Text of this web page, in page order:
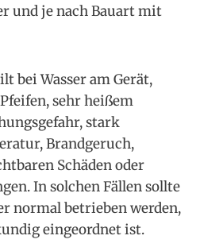
und je nach Bauart mit
bei Wasser am Gerät,
sehr heißem
stark
Brandgeruch,
Schäden oder
In solchen Fällen sollte
normal betrieben werden,
eingeordnet ist.